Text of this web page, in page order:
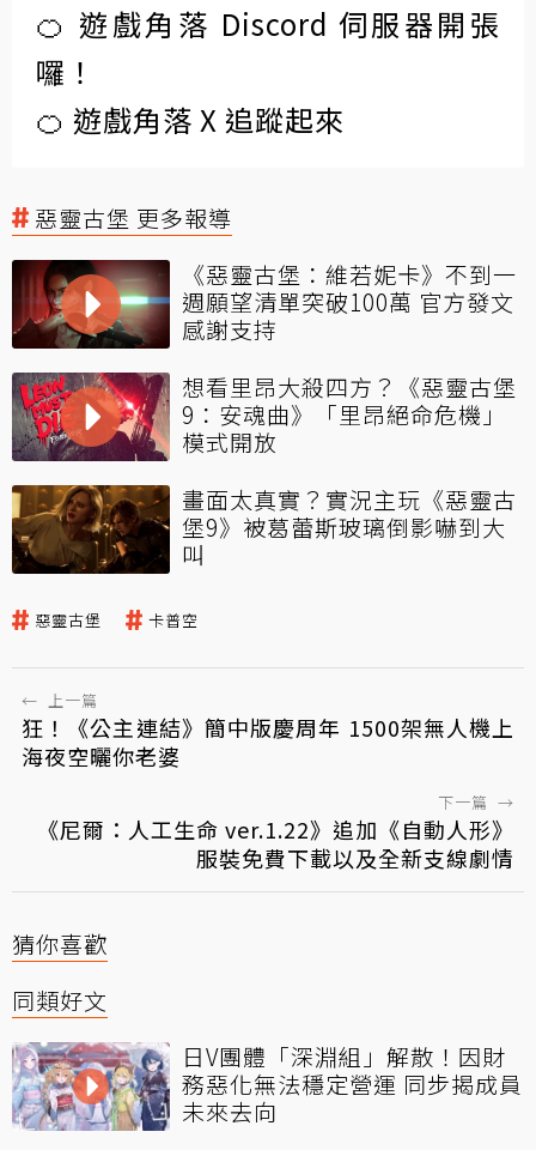
🍊 遊戲角落 Discord 伺服器開張
囉！
🍊 遊戲角落 X 追蹤起來
惡靈古堡 更多報導
《惡靈古堡：維若妮卡》不到一
週願望清單突破100萬 官方發文
感謝支持
想看里昂大殺四方？《惡靈古堡
9：安魂曲》「里昂絕命危機」
模式開放
畫面太真實？實況主玩《惡靈古
堡9》被葛蕾斯玻璃倒影嚇到大
叫
惡靈古堡 卡普空
← 上一篇
狂！《公主連結》簡中版慶周年 1500架無人機上
海夜空曬你老婆
下一篇 →
《尼爾：人工生命 ver.1.22》追加《自動人形》
服裝免費下載以及全新支線劇情
猜你喜歡
同類好文
日V團體「深淵組」解散！因財
務惡化無法穩定營運 同步揭成員
未來去向